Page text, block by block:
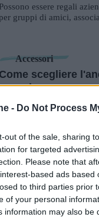
- Do Not Process
out of the sale, sharing
for targeted
Please note that
based ads
to third parties prior
of your personal
information may also
Possono essere regali
per gruppi di amici,
Accessori
Come scegliere
Come si riconosce
scegliere l'anello
Moda
scegliere la
stagione
sono i trend in fatto
insieme.